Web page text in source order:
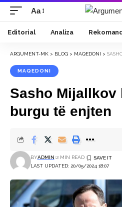
Font
Resizer
Aa
Editorial Analiza
ARGUMENT-MK > BLOG > MAQEDONI > SASHO
MAQEDONI
Sasho Mijallkov
burgu të enjten
LAST UPDATED: 20/05/2024 18:07
BYADMIN 2 MIN READ